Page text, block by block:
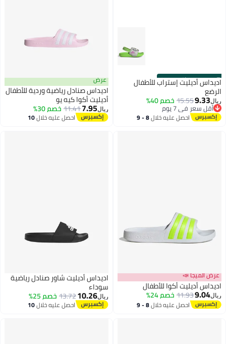
00m:00s
·باقي 100%
اديداس أديليت إستراب للأطفال
الرضع
ريال9.33
15.55خصم 40%
أقل سعر في 7 يوم
أقل سعر في 7 يوماحصل عليه خلال 8 - 9
عرض
اديداس صنادل رياضية وردية للأطفال
أديليت أكوا كيه يو
ريال7.95
11.41خصم 30%
احصل عليه خلال10
عرض الميجا 📣
اديداس أديليت أكوا للأطفال
ريال9.04
11.93خصم 24%
احصل عليه خلال 8 - 9
اديداس أديليت شاور صنادل رياضية
سوداء
ريال10.26
13.72خصم 25%
احصل عليه خلال10